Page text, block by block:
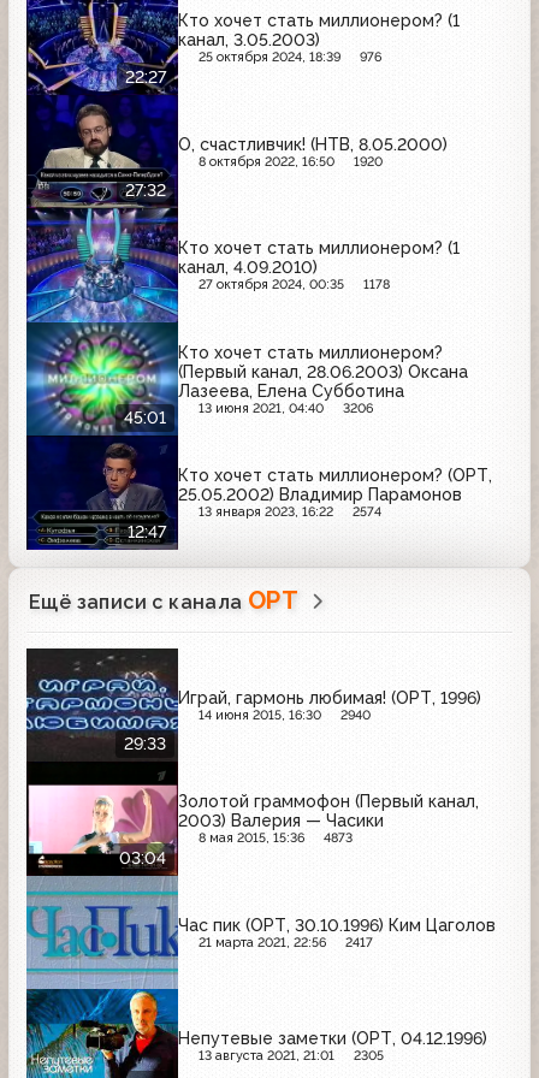
22:27
Кто хочет стать миллионером? (1
канал, 3.05.2003)
25 октября 2024, 18:39 976
27:32
О, счастливчик! (НТВ, 8.05.2000)
8 октября 2022, 16:50 1920
Кто хочет стать миллионером? (1
канал, 4.09.2010)
27 октября 2024, 00:35 1178
45:01
Кто хочет стать миллионером?
(Первый канал, 28.06.2003) Оксана
Лазеева, Елена Субботина
13 июня 2021, 04:40 3206
12:47
Кто хочет стать миллионером? (ОРТ,
25.05.2002) Владимир Парамонов
13 января 2023, 16:22 2574
Ещё записи с канала ОРТ
29:33
Играй, гармонь любимая! (ОРТ, 1996)
14 июня 2015, 16:30 2940
03:04
Золотой граммофон (Первый канал,
2003) Валерия — Часики
8 мая 2015, 15:36 4873
Час пик (ОРТ, 30.10.1996) Ким Цаголов
21 марта 2021, 22:56 2417
Непутевые заметки (ОРТ, 04.12.1996)
13 августа 2021, 21:01 2305